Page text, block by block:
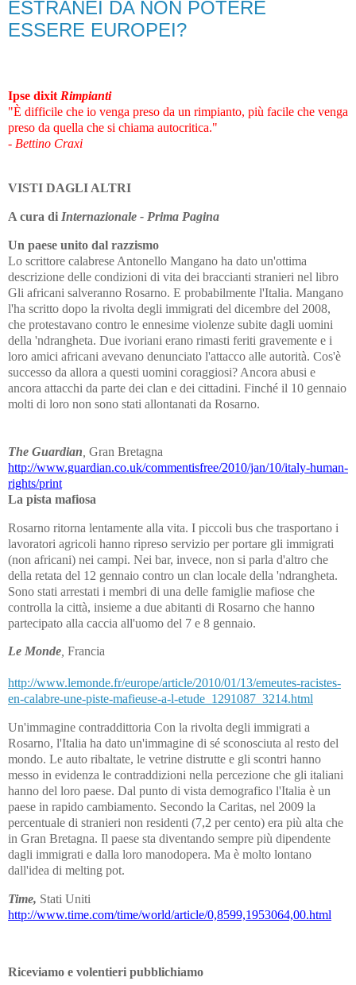
ESTRANEI DA NON POTERE
ESSERE EUROPEI?
Ipse dixit Rimpianti
"È difficile che io venga preso da un rimpianto, più facile che venga
preso da quella che si chiama autocritica."
- Bettino Craxi
VISTI DAGLI ALTRI
A cura di Internazionale - Prima Pagina
Un paese unito dal razzismo
Lo scrittore calabrese Antonello Mangano ha dato un'ottima
descrizione delle condizioni di vita dei braccianti stranieri nel libro
Gli africani salveranno Rosarno. E probabilmente l'Italia. Mangano
l'ha scritto dopo la rivolta degli immigrati del dicembre del 2008,
che protestavano contro le ennesime violenze subite dagli uomini
della 'ndrangheta. Due ivoriani erano rimasti feriti gravemente e i
loro amici africani avevano denunciato l'attacco alle autorità. Cos'è
successo da allora a questi uomini coraggiosi? Ancora abusi e
ancora attacchi da parte dei clan e dei cittadini. Finché il 10 gennaio
molti di loro non sono stati allontanati da Rosarno.
The Guardian Gran Bretagna
http://www.guardian.co.uk/commentisfree/2010/jan/10/italy-human-
rights/print
La pista mafiosa
Rosarno ritorna lentamente alla vita. I piccoli bus che trasportano i
lavoratori agricoli hanno ripreso servizio per portare gli immigrati
(non africani) nei campi. Nei bar, invece, non si parla d'altro che
della retata del 12 gennaio contro un clan locale della 'ndrangheta.
Sono stati arrestati i membri di una delle famiglie mafiose che
controlla la città, insieme a due abitanti di Rosarno che hanno
partecipato alla caccia all'uomo del 7 e 8 gennaio.
Le Monde, Francia
http://www.lemonde.fr/europe/article/2010/01/13/emeutes-racistes-
en-calabre-une-piste-mafieuse-a-l-etude_1291087_3214.html
Un'immagine contraddittoria Con la rivolta degli immigrati a
Rosarno, l'Italia ha dato un'immagine di sé sconosciuta al resto del
mondo. Le auto ribaltate, le vetrine distrutte e gli scontri hanno
messo in evidenza le contraddizioni nella percezione che gli italiani
hanno del loro paese. Dal punto di vista demografico l'Italia è un
paese in rapido cambiamento. Secondo la Caritas, nel 2009 la
percentuale di stranieri non residenti (7,2 per cento) era più alta che
in Gran Bretagna. Il paese sta diventando sempre più dipendente
dagli immigrati e dalla loro manodopera. Ma è molto lontano
dall'idea di melting pot.
Time, Stati Uniti
http://www.time.com/time/world/article/0,8599,1953064,00.html
Riceviamo e volentieri pubblichiamo